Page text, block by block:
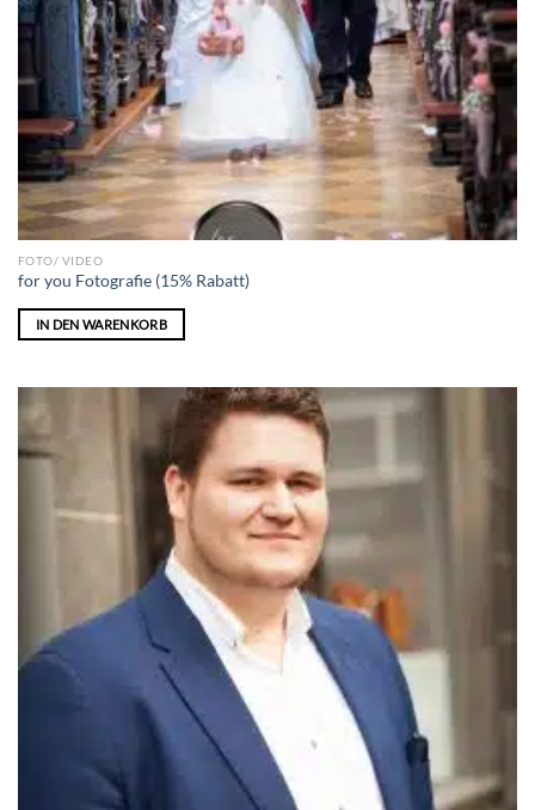
FOTO/ VIDEO
for you Fotografie (15% Rabatt)
IN DEN WARENKORB